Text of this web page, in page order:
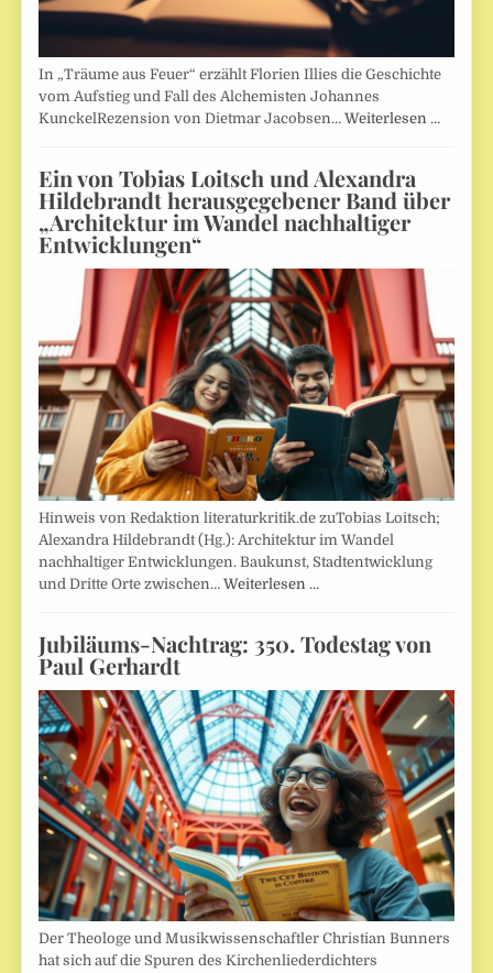
In „Träume aus Feuer“ erzählt Florien Illies die Geschichte
vom Aufstieg und Fall des Alchemisten Johannes
KunckelRezension von Dietmar Jacobsen…Weiterlesen …
Ein von Tobias Loitsch und Alexandra
Hildebrandt herausgegebener Band über
„Architektur im Wandel nachhaltiger
Entwicklungen“
Hinweis von Redaktion literaturkritik.de zuTobias Loitsch;
Alexandra Hildebrandt (Hg.): Architektur im Wandel
nachhaltiger Entwicklungen. Baukunst, Stadtentwicklung
und Dritte Orte zwischen…Weiterlesen …
Jubiläums-Nachtrag: 350. Todestag von
Paul Gerhardt
Der Theologe und Musikwissenschaftler Christian Bunners
hat sich auf die Spuren des Kirchenliederdichters